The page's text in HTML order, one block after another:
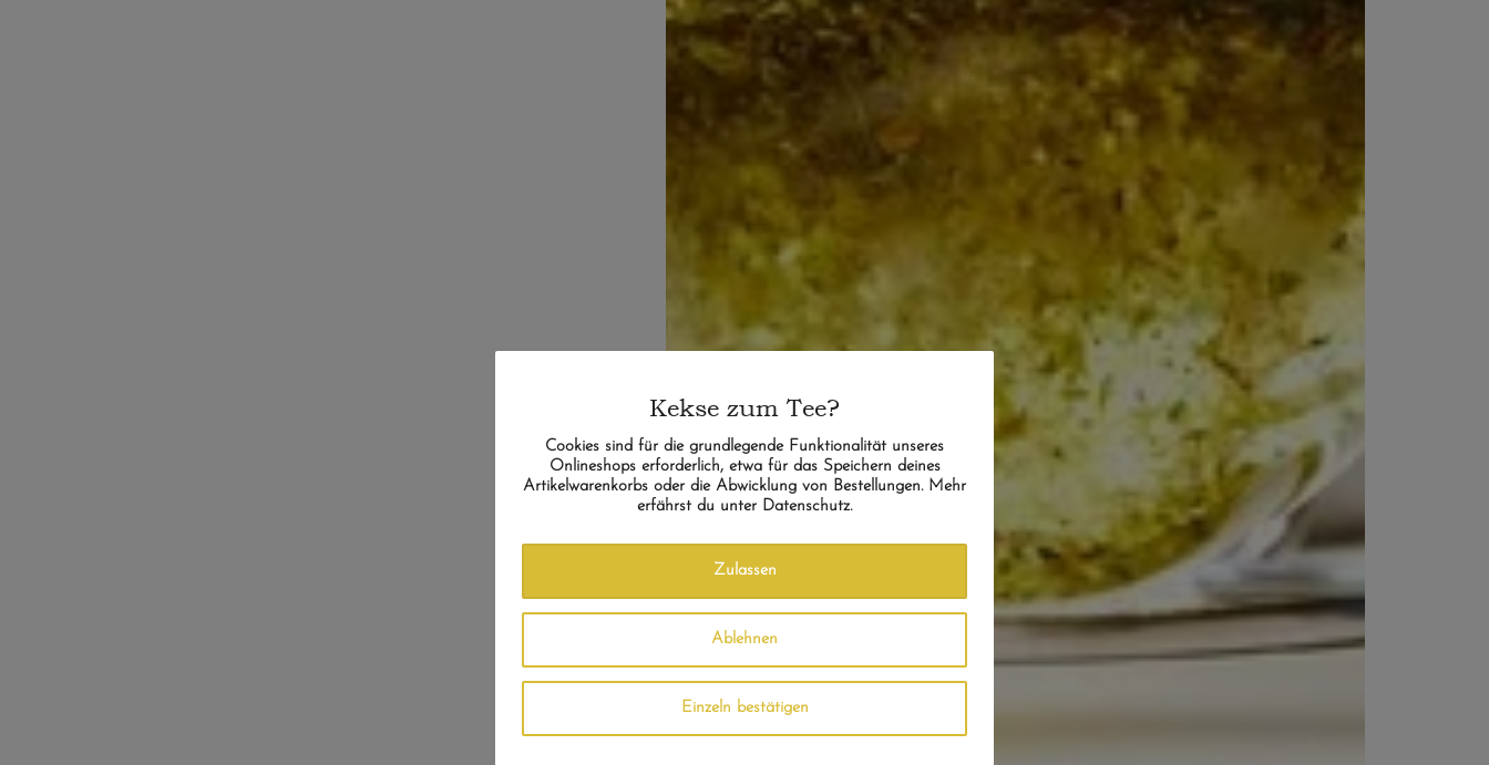
Kekse zum Tee?
Cookies sind für die grundlegende Funktionalität unseres
Onlineshops erforderlich, etwa für das Speichern deines
Artikelwarenkorbs oder die Abwicklung von Bestellungen. Mehr
erfährst du unter Datenschutz.
Zulassen
Ablehnen
Einzeln bestätigen